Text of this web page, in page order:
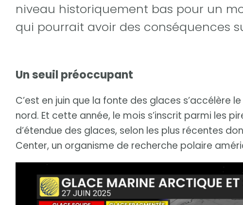
niveau historiquement bas pour un
qui pourrait avoir des conséquences
Un seuil préoccupant
C’est en juin que la fonte des glaces s’accélère
nord. Et cette année, le mois s’inscrit parmi les
d’étendue des glaces, selon les plus récentes
Center, un organisme de recherche polaire